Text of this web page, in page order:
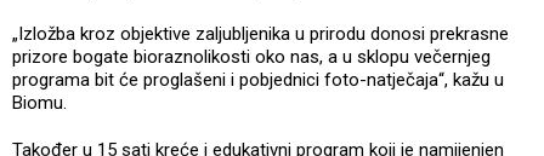
„Izložba kroz objektive zaljubljenika u prirodu donosi prekrasne
prizore bogate bioraznolikosti oko nas, a u sklopu večernjeg
programa bit će proglašeni i pobjednici foto-natječaja“, kažu u
Biomu.
Također u 15 sati kreće i edukativni program koji je namijenjen